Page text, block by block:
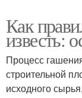
Как
известь:
Процесс
строительной
исходного